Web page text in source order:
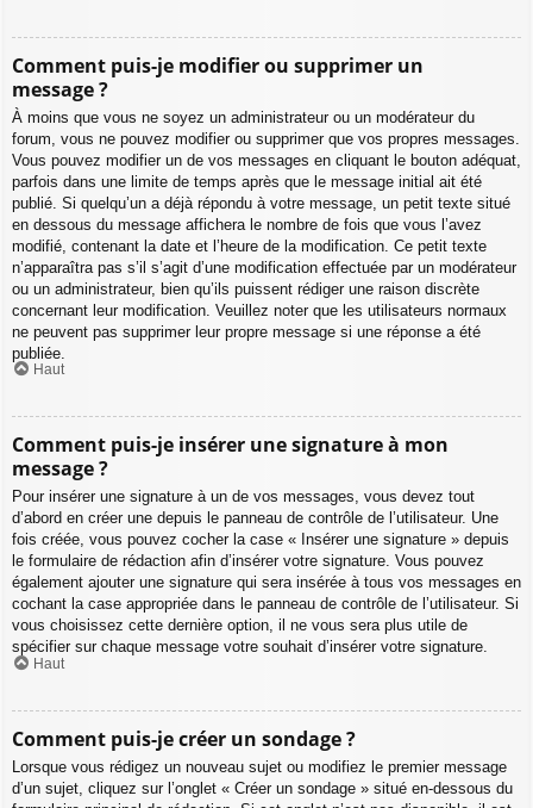
Comment puis-je modifier ou supprimer un
message ?
À moins que vous ne soyez un administrateur ou un modérateur du
forum, vous ne pouvez modifier ou supprimer que vos propres messages.
Vous pouvez modifier un de vos messages en cliquant le bouton adéquat,
parfois dans une limite de temps après que le message initial ait été
publié. Si quelqu’un a déjà répondu à votre message, un petit texte situé
en dessous du message affichera le nombre de fois que vous l’avez
modifié, contenant la date et l’heure de la modification. Ce petit texte
n’apparaîtra pas s’il s’agit d’une modification effectuée par un modérateur
ou un administrateur, bien qu’ils puissent rédiger une raison discrète
concernant leur modification. Veuillez noter que les utilisateurs normaux
ne peuvent pas supprimer leur propre message si une réponse a été
publiée.
Haut
Comment puis-je insérer une signature à mon
message ?
Pour insérer une signature à un de vos messages, vous devez tout
d’abord en créer une depuis le panneau de contrôle de l’utilisateur. Une
fois créée, vous pouvez cocher la case « Insérer une signature » depuis
le formulaire de rédaction afin d’insérer votre signature. Vous pouvez
également ajouter une signature qui sera insérée à tous vos messages en
cochant la case appropriée dans le panneau de contrôle de l’utilisateur. Si
vous choisissez cette dernière option, il ne vous sera plus utile de
spécifier sur chaque message votre souhait d’insérer votre signature.
Haut
Comment puis-je créer un sondage ?
Lorsque vous rédigez un nouveau sujet ou modifiez le premier message
d’un sujet, cliquez sur l’onglet « Créer un sondage » situé en-dessous du